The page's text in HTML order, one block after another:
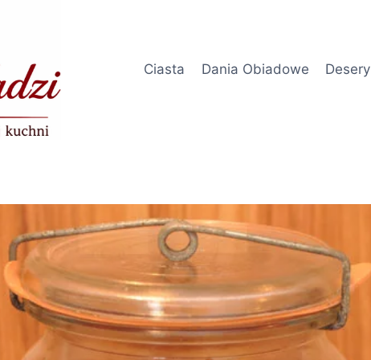
Ciasta
Dania Obiadowe Desery